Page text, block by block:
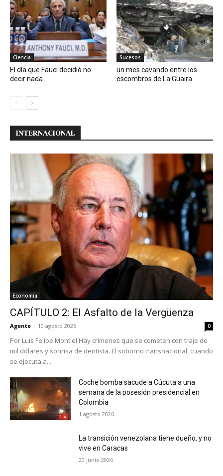
Ciencia
El día que Fauci decidió no
decir nada
Sucesos
un mes cavando entre los
escombros de La Guaira
INTERNACIONAL
Economia
CAPÍTULO 2: El Asfalto de la Vergüenza
Agente - 10 agosto 2026 0
Por Luis Felipe Montiel Hay crímenes que se cometen con traje de
mil dólares y sonrisa de dentista. El soborno transnacional, cuando
se ejecuta a...
Coche bomba sacude a Cúcuta a una
semana de la posesión presidencial en
Colombia
1 agosto 2026
La transición venezolana tiene dueño, y no
vive en Caracas
20 junio 2026